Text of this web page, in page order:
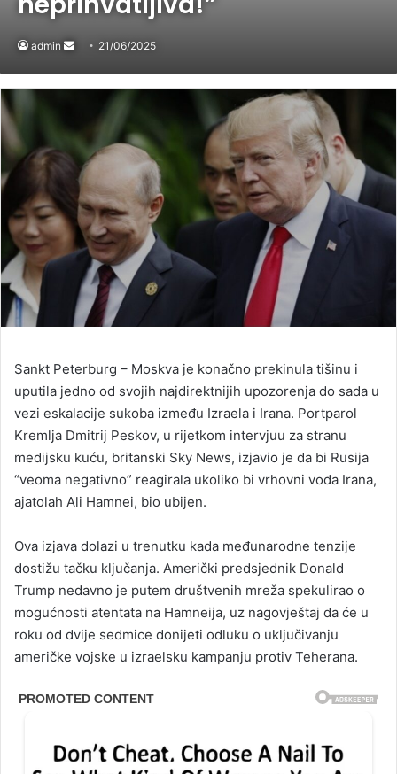
admin
Send
email
21/06/2025
Sankt Peterburg – Moskva je konačno prekinula tišinu i
uputila jedno od svojih najdirektnijih upozorenja do sada u
vezi eskalacije sukoba između Izraela i Irana. Portparol
Kremlja Dmitrij Peskov, u rijetkom intervjuu za stranu
medijsku kuću, britanski Sky News, izjavio je da bi Rusija
“veoma negativno” reagirala ukoliko bi vrhovni vođa Irana,
ajatolah Ali Hamnei, bio ubijen.
Ova izjava dolazi u trenutku kada međunarodne tenzije
dostižu tačku ključanja. Američki predsjednik Donald
Trump nedavno je putem društvenih mreža spekulirao o
mogućnosti atentata na Hamneija, uz nagovještaj da će u
roku od dvije sedmice donijeti odluku o uključivanju
američke vojske u izraelsku kampanju protiv Teherana.